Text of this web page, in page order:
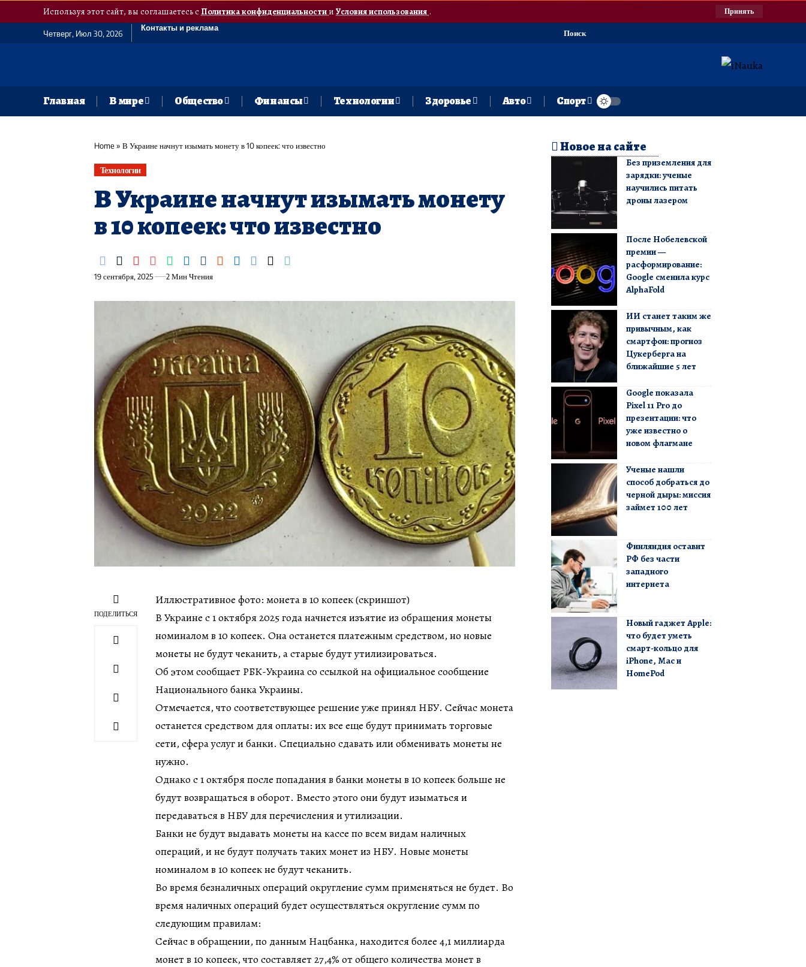
Используя этот сайт, вы соглашаетесь сПолитика конфиденциальностии Условия использования. Принять
Четверг, Июл 30, 2026
Контакты и реклама
Поиск
Главная В мире Общество Финансы Технологии Здоровье Авто Спорт
Home» В Украине начнут изымать монету в 10 копеек: что известно
Технологии
В Украине начнут изымать монету
в 10 копеек: что известно
19 сентября, 2025 2 Мин Чтения
ПОДЕЛИТЬСЯ
Иллюстративное фото: монета в 10 копеек (скриншот)
В Украине с 1 октября 2025 года начнется изъятие из обращения монеты
номиналом в 10 копеек. Она останется платежным средством, но новые
монеты не будут чеканить, а старые будут утилизироваться.
Об этом сообщает РБК-Украина со ссылкой на официальное сообщение
Национального банка Украины.
Отмечается, что соответствующее решение уже принял НБУ. Сейчас монета
останется средством для оплаты: их все еще будут принимать торговые
сети, сфера услуг и банки. Специально сдавать или обменивать монеты не
нужно.
Однако с 1 октября после попадания в банки монеты в 10 копеек больше не
будут возвращаться в оборот. Вместо этого они будут изыматься и
передаваться в НБУ для перечисления и утилизации.
Банки не будут выдавать монеты на кассе по всем видам наличных
операций, и не будут получать таких монет из НБУ. Новые монеты
номиналом в 10 копеек не будут чеканить.
Во время безналичных операций округление сумм применяться не будет. Во
время наличных операций будет осуществляться округление сумм по
следующим правилам:
Сейчас в обращении, по данным Нацбанка, находится более 4,1 миллиарда
монет в 10 копеек, что составляет 27,4% от общего количества монет в
Новое на сайте
Без приземления для
зарядки: ученые
научились питать
дроны лазером
После Нобелевской
премии —
расформирование:
Google сменила курс
AlphaFold
ИИ станет таким же
привычным, как
смартфон: прогноз
Цукерберга на
ближайшие 5 лет
Google показала
Pixel 11 Pro до
презентации: что
уже известно о
новом флагмане
Ученые нашли
способ добраться до
черной дыры: миссия
займет 100 лет
Финляндия оставит
РФ без части
западного
интернета
Новый гаджет Apple:
что будет уметь
смарт-кольцо для
iPhone, Mac и
HomePod